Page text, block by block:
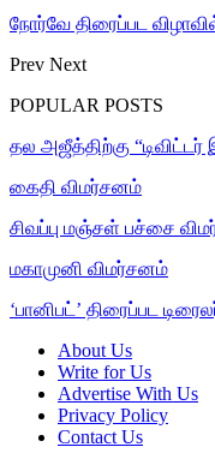
நோர்வே திரைப்பட
Prev Next
POPULAR POSTS
தல அஜீத்திற்கு “டிவிட்டர்
கைதி விமர்சனம்
சிவப்பு மஞ்சள் பச்சை
மகாமுனி விமர்சனம்
‘பானிபட்’ திரைப்பட
About Us
Write for Us
Advertise With Us
Privacy Policy
Contact Us